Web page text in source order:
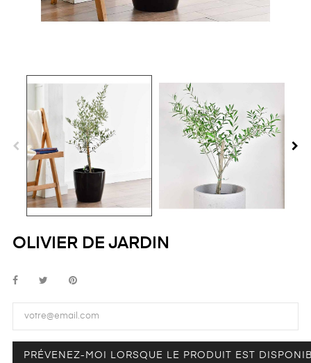
OLIVIER DE JARDIN
PRÉVENEZ-MOI LORSQUE LE PRODUIT EST